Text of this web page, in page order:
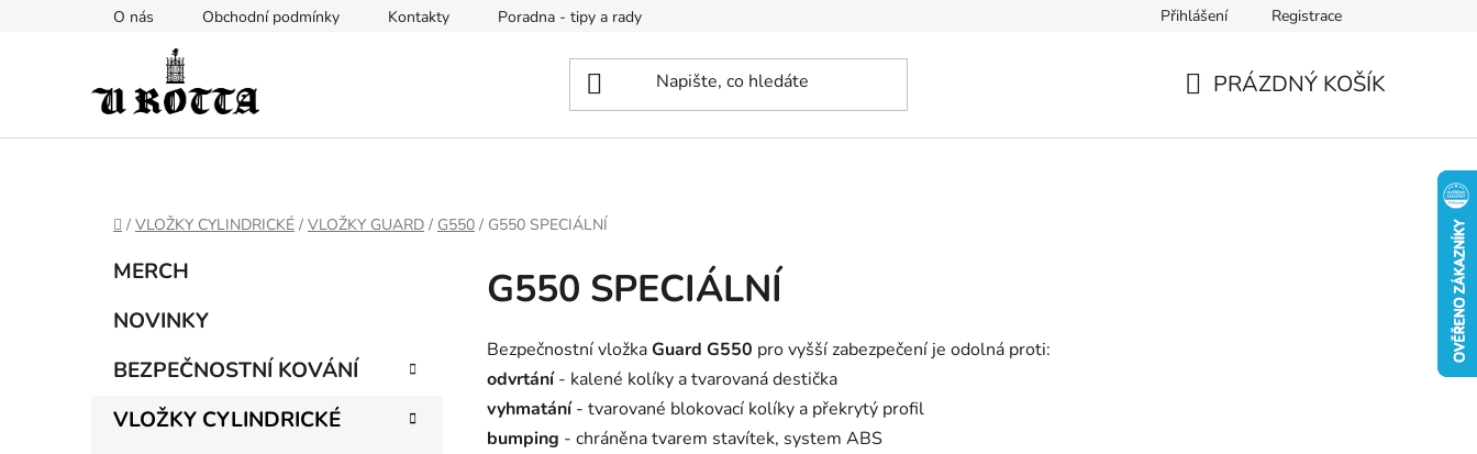
O nás Obchodní podmínky Kontakty Poradna - tipy a rady Přihlášení Registrace
PRÁZDNÝ KOŠÍK
DOMŮ
/ VLOŽKY CYLINDRICKÉ / VLOŽKY GUARD / G550 / G550 SPECIÁLNÍ
Přeskočit
kategorie
MERCH
NOVINKY
BEZPEČNOSTNÍ KOVÁNÍ
VLOŽKY CYLINDRICKÉ
G550 SPECIÁLNÍ
Bezpečnostní vložkaGuard G550 pro vyšší zabezpečení je odolná proti:
odvrtání- kalené kolíky a tvarovaná destička
vyhmatání- tvarované blokovací kolíky a překrytý profil
bumping - chráněna tvarem stavítek, system ABS